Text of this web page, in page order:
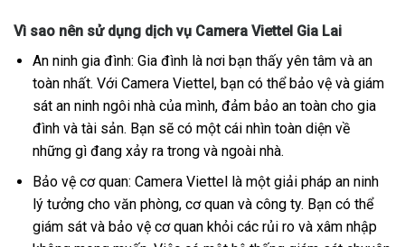
Vì sao nên sử dụng dịch vụ Camera Viettel Gia Lai
An ninh gia đình: Gia đình là nơi bạn thấy yên tâm và an
toàn nhất. Với Camera Viettel, bạn có thể bảo vệ và giám
sát an ninh ngôi nhà của mình, đảm bảo an toàn cho gia
đình và tài sản. Bạn sẽ có một cái nhìn toàn diện về
những gì đang xảy ra trong và ngoài nhà.
Bảo vệ cơ quan: Camera Viettel là một giải pháp an ninh
lý tưởng cho văn phòng, cơ quan và công ty. Bạn có thể
giám sát và bảo vệ cơ quan khỏi các rủi ro và xâm nhập